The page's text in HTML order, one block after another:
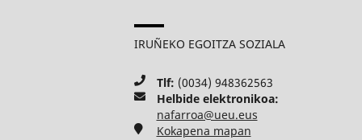
IRUÑEKO EGOITZA SOZIALA
Tlf: (0034) 948362563
Helbide elektronikoa:
nafarroa@ueu.eus
Kokapena mapan